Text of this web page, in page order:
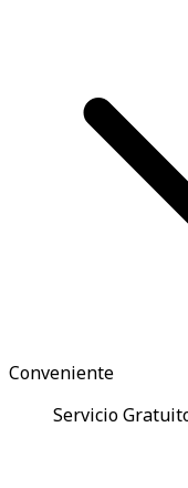
Conveniente
Servicio